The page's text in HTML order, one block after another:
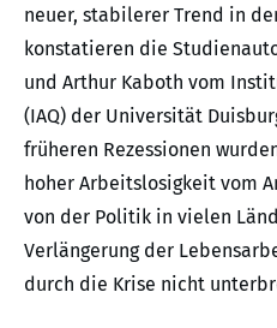
neuer, stabilerer Trend in
konstatieren die
und Arthur Kaboth vom
(IAQ) der Universität
früheren Rezessionen
hoher Arbeitslosigkeit vom
von der Politik in vielen
Verlängerung der
durch die Krise nicht